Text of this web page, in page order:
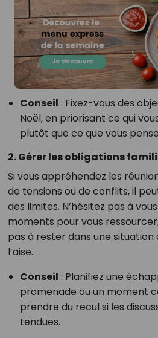
Conseil : Fixez-vous des
Noël, en priorisant ce qui
plutôt que ce que vous
2. Gérer les obligations
Si vous appréhendez les
de tensions ou de conflits, il
des limites. N’hésitez pas à
moments pour vous
pas à rester dans une situation
l’aise.
Conseil : Planifiez une
promenade ou un moment
prendre du recul si les
tendues.